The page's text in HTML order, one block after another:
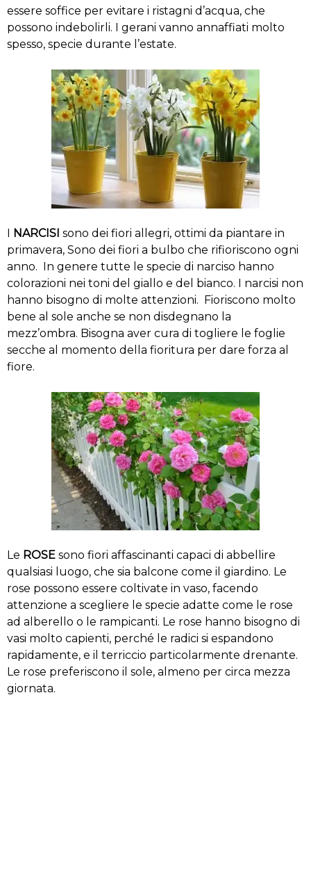
essere soffice per evitare i ristagni d’acqua, che
possono indebolirli. I gerani vanno annaffiati molto
spesso, specie durante l’estate.
NARCISI sono dei fiori allegri, ottimi da piantare in
primavera, Sono dei fiori a bulbo che rifioriscono ogni
anno. In genere tutte le specie di narciso hanno
colorazioni nei toni del giallo e del bianco. I narcisi non
hanno bisogno di molte attenzioni. Fioriscono molto
bene al sole anche se non disdegnano la
mezz’ombra. Bisogna aver cura di togliere le foglie
secche al momento della fioritura per dare forza al
fiore.
Le ROSE sono fiori affascinanti capaci di abbellire
qualsiasi luogo, che sia balcone come il giardino. Le
rose possono essere coltivate in vaso, facendo
attenzione a scegliere le specie adatte come le rose
ad alberello o le rampicanti. Le rose hanno bisogno di
vasi molto capienti, perché le radici si espandono
rapidamente, e il terriccio particolarmente drenante.
Le rose preferiscono il sole, almeno per circa mezza
giornata.